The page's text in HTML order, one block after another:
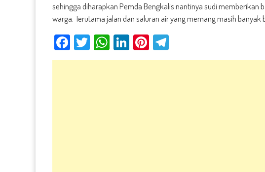
sehingga diharapkan Pemda Bengkalis nantinya sudi
warga. Terutama jalan dan saluran air yang memang masih banyak
Facebook
TwitterWhatsApp
LinkedInPinterest